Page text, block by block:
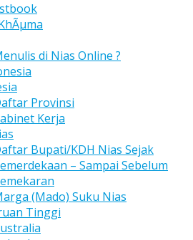
di Nias Online ?
Provinsi
Kerja
Bupati/KDH Nias Sejak
– Sampai Sebelum
(Mado) Suku Nias
Tinggi